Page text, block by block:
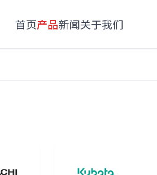
首页产品新闻关于我们